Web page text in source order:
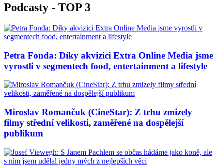
Podcasty - TOP 3
Petra Fonda: Díky akvizici Extra Online Media jsme
vyrostli v segmentech food, entertainment a lifestyle
Miroslav Romančuk (CineStar): Z trhu zmizely
filmy střední velikosti, zaměřené na dospělejší
publikum